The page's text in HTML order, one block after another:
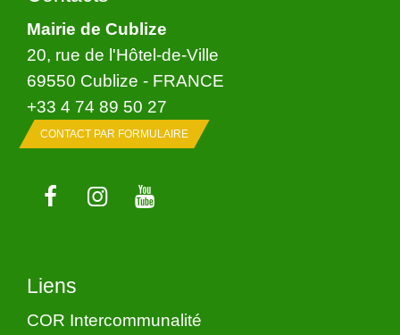
Mairie de Cublize
20, rue de l'Hôtel-de-Ville
69550 Cublize - FRANCE
+33 4 74 89 50 27
CONTACT PAR FORMULAIRE
Liens
COR Intercommunalité